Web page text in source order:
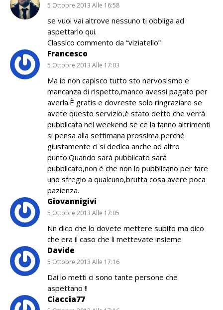
5 Ottobre 2013 Alle 16:58
se vuoi vai altrove nessuno ti obbliga ad
aspettarlo qui.
Classico commento da “viziatello”
Francesco
5 Ottobre 2013 Alle 17:03
Ma io non capisco tutto sto nervosismo e
mancanza di rispetto,manco avessi pagato per
averla.È gratis e dovreste solo ringraziare se
avete questo servizio,è stato detto che verrà
pubblicata nel weekend se ce la fanno altrimenti
si pensa alla settimana prossima perché
giustamente ci si dedica anche ad altro
punto.Quando sarà pubblicato sarà
pubblicato,non è che non lo pubblicano per fare
uno sfregio a qualcuno,brutta cosa avere poca
pazienza.
Giovannigivi
5 Ottobre 2013 Alle 17:05
Nn dico che lo dovete mettere subito ma dico
che era il caso che li mettevate insieme
Davide
5 Ottobre 2013 Alle 17:16
Dai lo metti ci sono tante persone che
aspettano !!
Ciaccia77